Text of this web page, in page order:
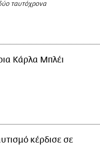
ταυτόχρονα
Κάρλα Μπλέι
κέρδισε σε